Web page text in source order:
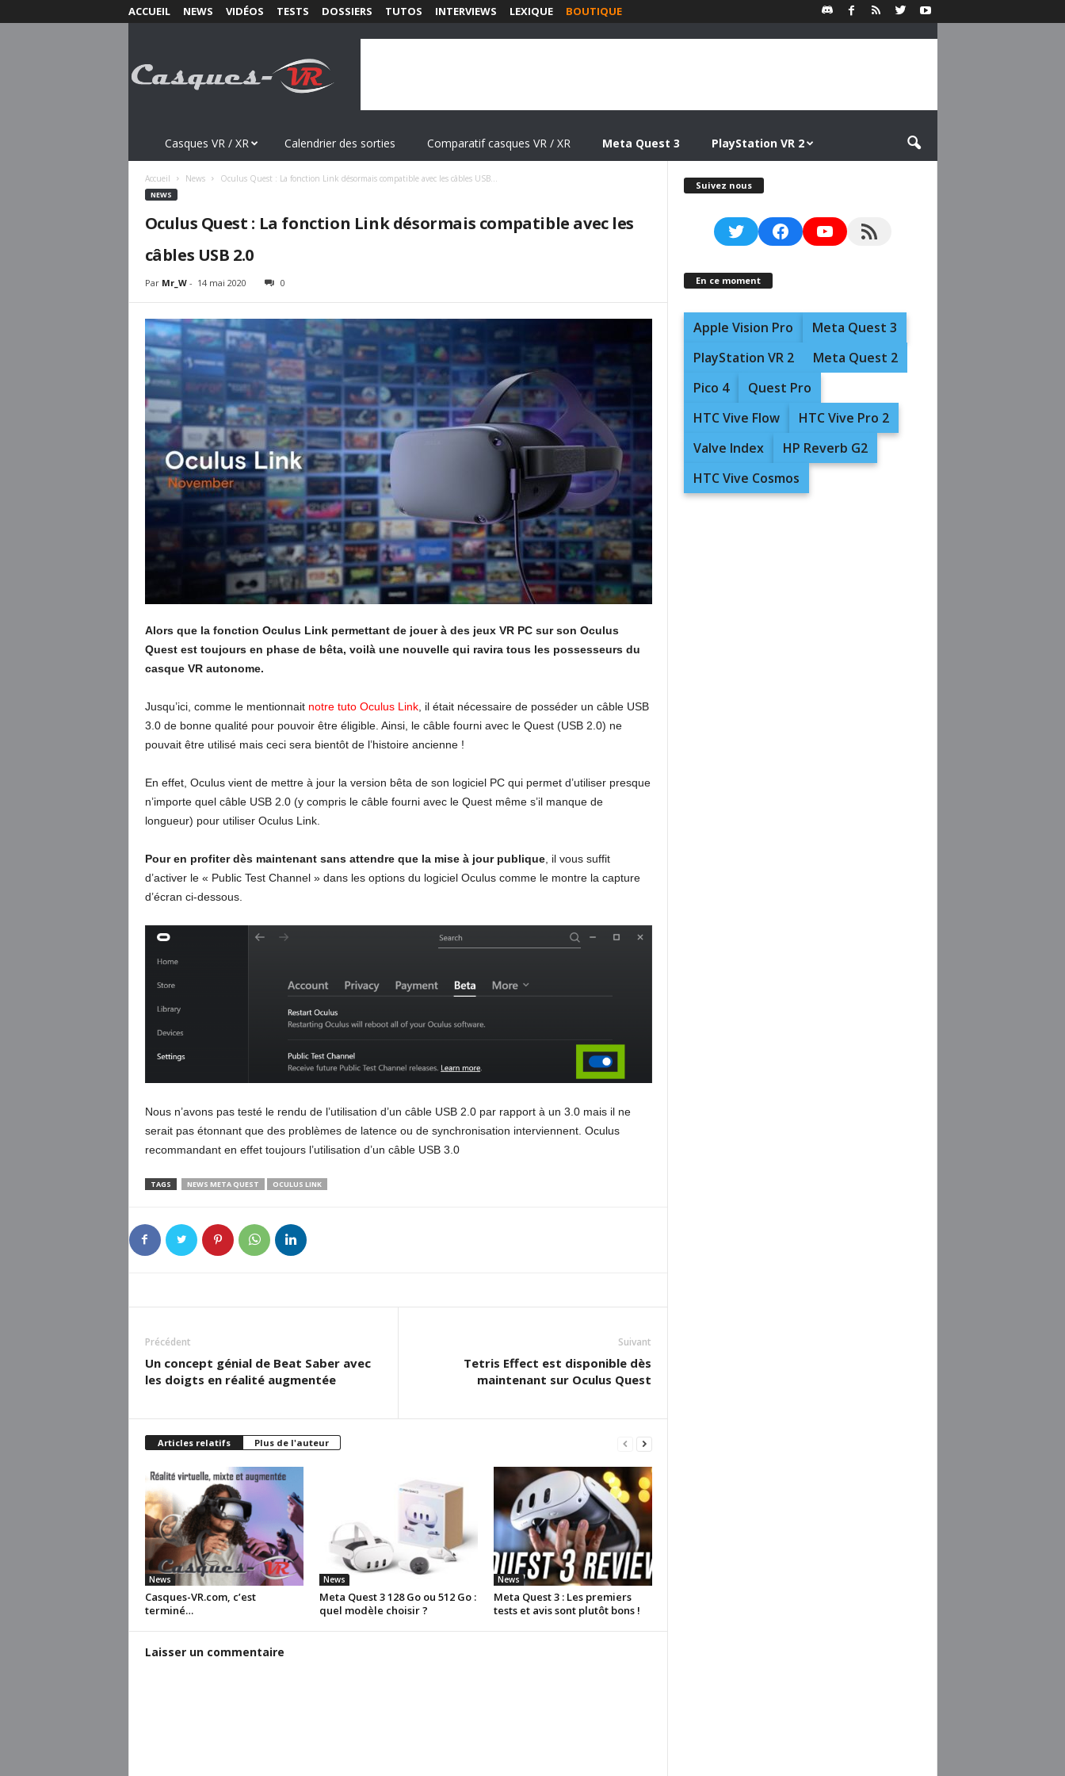
ACCUEIL NEWS VIDÉOS TESTS DOSSIERS TUTOS INTERVIEWS LEXIQUE BOUTIQUE
s
Casques VR / XR Calendrier des sorties Comparatif casques VR / XR Meta Quest 3 PlayStation VR 2
Accueil News Oculus Quest : La fonction Link désormais compatible avec les câbles USB...
NEWS
Oculus Quest : La fonction Link désormais compatible avec les
câbles USB 2.0
Par Mr_W- 14 mai 2020 0
Alors que la fonction Oculus Link permettant de jouer à des jeux VR PC sur son Oculus
Quest est toujours en phase de bêta, voilà une nouvelle qui ravira tous les possesseurs du
casque VR autonome.
Jusqu’ici, comme le mentionnait notre tuto Oculus Link, il était nécessaire de posséder un câble USB
3.0 de bonne qualité pour pouvoir être éligible. Ainsi, le câble fourni avec le Quest (USB 2.0) ne
pouvait être utilisé mais ceci sera bientôt de l’histoire ancienne !
En effet, Oculus vient de mettre à jour la version bêta de son logiciel PC qui permet d’utiliser presque
n’importe quel câble USB 2.0 (y compris le câble fourni avec le Quest même s’il manque de
longueur) pour utiliser Oculus Link.
Pour en profiter dès maintenant sans attendre que la mise à jour publique, il vous suffit
d’activer le « Public Test Channel » dans les options du logiciel Oculus comme le montre la capture
d’écran ci-dessous.
Nous n’avons pas testé le rendu de l’utilisation d’un câble USB 2.0 par rapport à un 3.0 mais il ne
serait pas étonnant que des problèmes de latence ou de synchronisation interviennent. Oculus
recommandant en effet toujours l’utilisation d’un câble USB 3.0
TAGS NEWS META QUEST OCULUS LINK
Précédent
Un concept génial de Beat Saber avec
les doigts en réalité augmentée
Suivant
Tetris Effect est disponible dès
maintenant sur Oculus Quest
Articles relatifs Plus de l'auteur
News
Casques-VR.com, c’est
terminé…
News
Meta Quest 3 128 Go ou 512 Go :
quel modèle choisir ?
News
Meta Quest 3 : Les premiers
tests et avis sont plutôt bons !
Laisser un commentaire
Suivez nous
TwitterFacebookYouTubeRSS Feed
En ce moment
Apple Vision Pro
Meta Quest 3
PlayStation VR 2
Meta Quest 2
Pico 4
Quest Pro
HTC Vive Flow
HTC Vive Pro 2
Valve Index
HP Reverb G2
HTC Vive Cosmos